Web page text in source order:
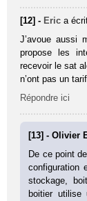
[12] - Eric a
J’avoue aussi
propose les
recevoir le sat
n’ont pas un
Répondre ici
[13] - Olivier
De ce point
configuration
stockage,
boitier